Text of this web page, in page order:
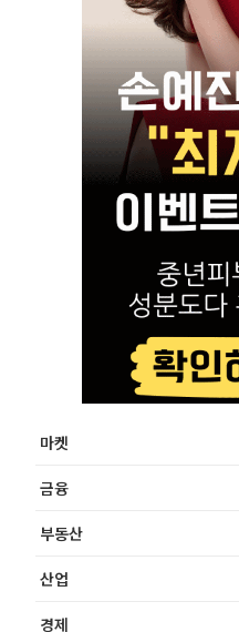
마켓
금융
부동산
산업
경제